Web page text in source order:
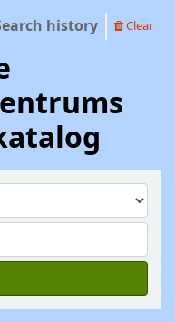
history Clear